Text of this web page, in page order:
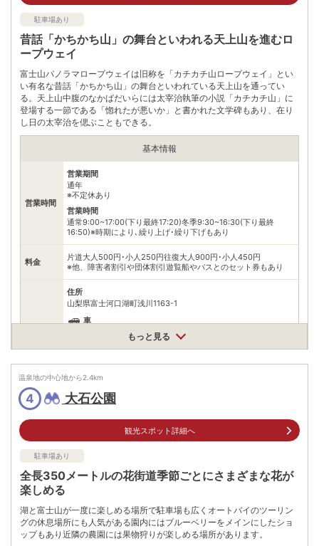
中央自動車道河口湖ICよりR139を本栖湖方面へ､東恋路交差点を
右折し河口湖大橋を渡り北岸の河口湖湖畔道路へ
公共交通機関
バス河口湖駅より河口湖線に乗り北浜荘前で下車し､河口湖を見
て左へ徒歩約1分
駐車場 無料（14台）
電話番号 0555204052
※ 料金情報は税込・税抜表記が混ざっております。正しい金額はご利用前にご
自身でお問合せください。
駐車場あり
昔話「かちかち山」の舞台といわれる天上山を進むロ
ープウェイ
富士山パノラマロープウェイは旧称を「カチカチ山ロープウェイ」とい
い有名な昔話「かちかち山」の舞台といわれている天上山を通ってい
る。天上山中腹のなかばだいらには太宰治執筆の小説「カチカチ山」に
登場する一節である「惚れたが悪いか」と書かれた文学碑もあり、在り
し日の太宰治を偲ぶこともできる。
基本情報
営業時間
営業期間
通年
※不定休あり
営業時間
通常9:00~17:00(下り最終17:20)冬季9:30~16:30(下り最終
16:50)※時期により､繰り上げ･繰り下げもあり
料金
片道大人500円･小人250円往復大人900円･小人450円
※他、障害者割引や団体割引遊覧船やバスとのセット券もあり
住所
山梨県富士河口湖町浅川1163-1
車
富士吉田河口湖ICより約15分
公共交通機関
河口湖駅から徒歩または周遊バスで約15分
駐車場
※ 掲載情報は変更になる場合があります。最新の内容はご利用前にご自身でお
問合せください。
※ 料金情報は税込・税抜表記が混ざっております。正しい金額はご利用前にご
自身でお問合せください。
もっと見る
温泉地の中心地から2.4km
4 大石公園
観光スポット詳細へ
駐車場あり
全長350メートルの花街道季節ごとにさまざまな花が
楽しめる
湖と富士山が一度に楽しめる場所で駐車場も広くオートバイのツーリン
グの休息場所にも人気がある園内にはブルーベリーをメインにしたショ
ップもあり近隣の農園には果物狩りが楽しめる場所があります。